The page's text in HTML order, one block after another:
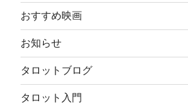
おすすめ映画
お知らせ
タロットブログ
タロット入門